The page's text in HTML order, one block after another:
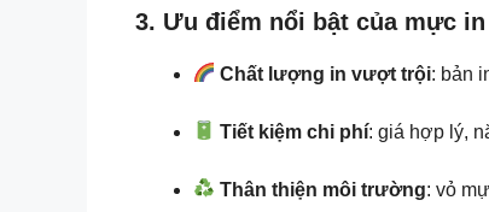
3. Ưu điểm nổi bật của mực
Chất lượng in vượt trội: bản
Tiết kiệm chi phí: giá hợp lý,
Thân thiện môi trường: vỏ